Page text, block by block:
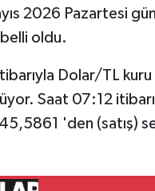
2026 Pazartesi
oldu.
Dolar/TL kuru
Saat 07:12
'den (satış)